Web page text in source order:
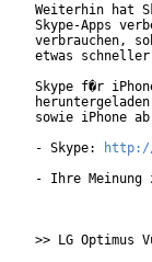
Weiterhin hat
Skype-Apps
verbrauchen,
etwas
Skype f�r
sowie iPhone
- Skype:
- Ihre Meinung
>> LG Optimus